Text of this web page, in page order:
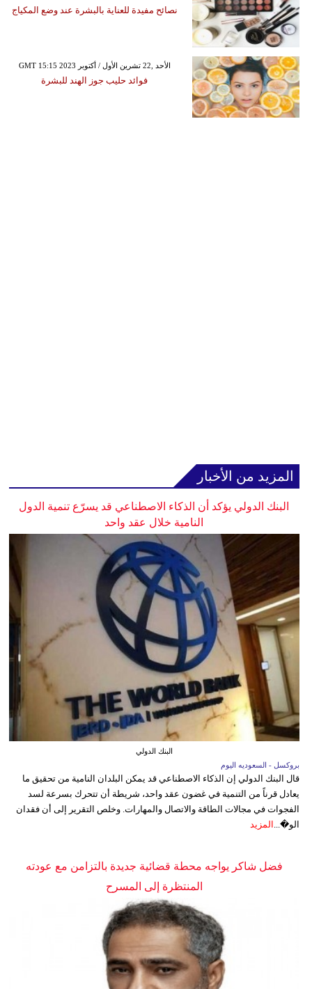
نصائح مفيدة للعناية بالبشرة عند وضع المكياج
GMT 15:15 2023 الأحد ,22 تشرين الأول / أكتوبر
فوائد حليب جوز الهند للبشرة
المزيد من الأخبار
البنك الدولي يؤكد أن الذكاء الاصطناعي قد يسرّع تنمية الدول
النامية خلال عقد واحد
البنك الدولي
بروكسل - السعوديه اليوم
قال البنك الدولي إن الذكاء الاصطناعي قد يمكن البلدان النامية من تحقيق ما
يعادل قرناً من التنمية في غضون عقد واحد، شريطة أن تتحرك بسرعة لسد
الفجوات في مجالات الطاقة والاتصال والمهارات. وخلص التقرير إلى أن فقدان
الو�... المزيد
فضل شاكر يواجه محطة قضائية جديدة بالتزامن مع عودته
المنتظرة إلى المسرح